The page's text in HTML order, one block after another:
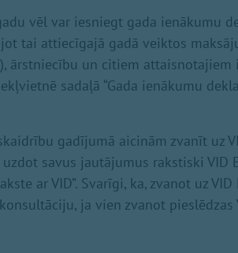
vēl var iesniegt gada ienākumu
tai attiecīgajā gadā veiktos
ārstniecību un citiem attaisnotajiem
sadaļā “Gada ienākumu
gadījumā aicinām zvanīt uz
savus jautājumus rakstiski VID
ar VID”. Svarīgi, ka, zvanot uz
ja vien zvanot pieslēdzas